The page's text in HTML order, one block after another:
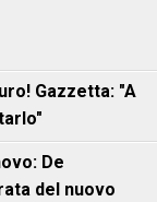
Gazzetta: "A
De
del nuovo